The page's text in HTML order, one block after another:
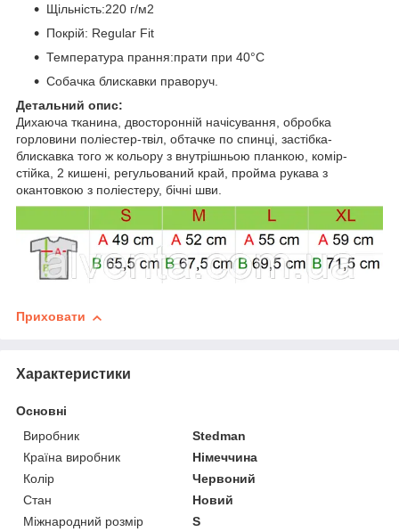
Щільність:220 г/м2
Покрій: Regular Fit
Температура прання:прати при 40°C
Собачка блискавки праворуч.
Детальний опис:
Дихаюча тканина, двосторонній начісування, обробка
горловини поліестер-твіл, обтачке по спинці, застібка-
блискавка того ж кольору з внутрішньою планкою, комір-
стійка, 2 кишені, регульований край, пройма рукава з
окантовкою з поліестеру, бічні шви.
Приховати
Характеристики
Основні
Виробник
Stedman
Країна виробник
Німеччина
Колір
Червоний
Стан
Новий
Міжнародний розмір
S